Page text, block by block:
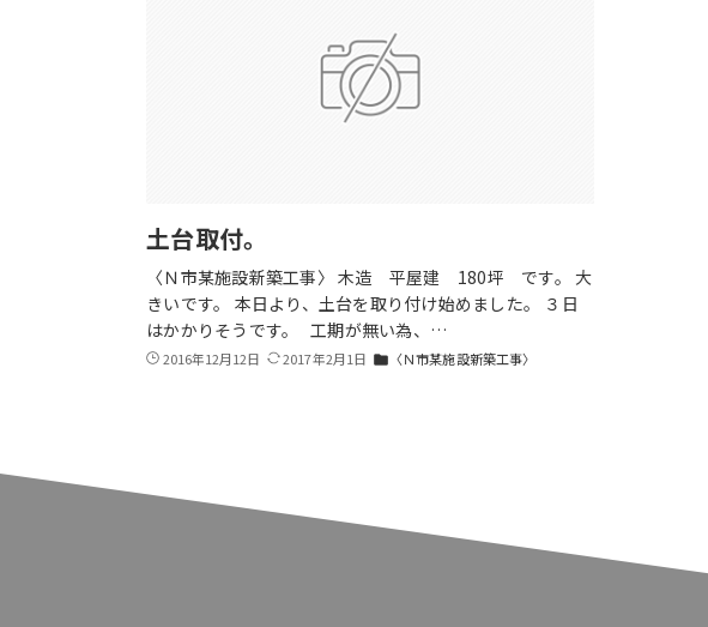
土台取付。
〈Ｎ市某施設新築工事〉 木造 平屋建 180坪 です。 大
きいです。 本日より、土台を取り付け始めました。 ３日
はかかりそうです。 工期が無い為、…
2016年12月12日 2017年2月1日 folder 〈Ｎ市某施設新築工事〉